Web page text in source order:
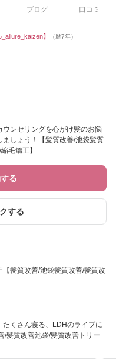
ブログ 口コミ
】 （歴7年）
ンセリングを心がけ髪のお悩
しょう！【髪質改善/池袋髪質
毛矯正】
る
する
髪質改善/池袋髪質改善/髪質改
くさん寝る、LDHのライブに
/髪質改善池袋/髪質改善トリー